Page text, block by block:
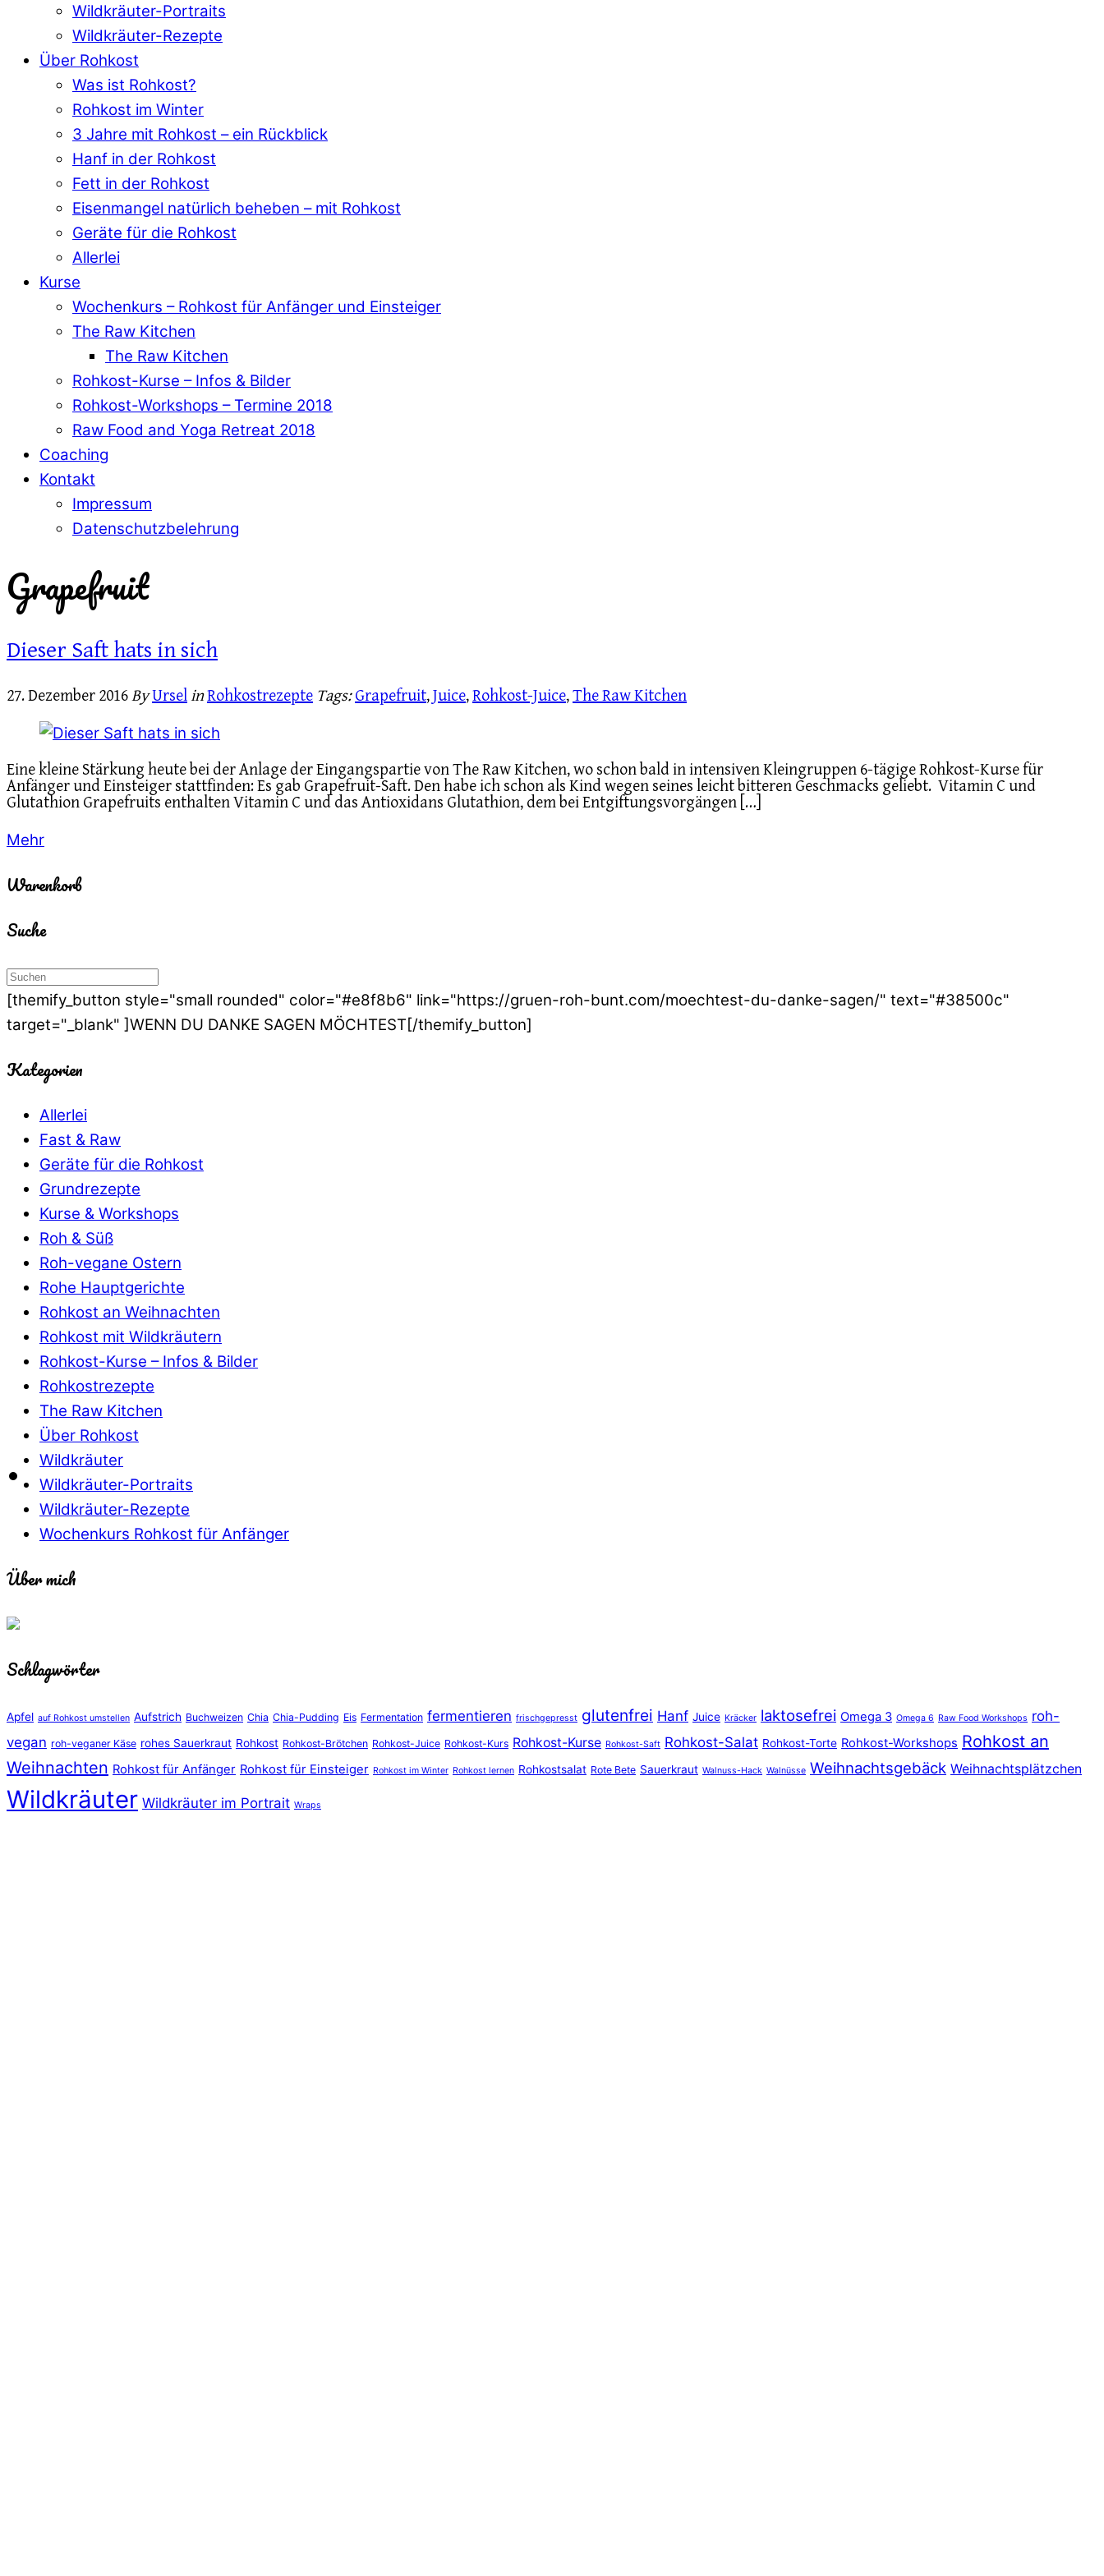
Wildkräuter-Portraits
Wildkräuter-Rezepte
Über Rohkost
Was ist Rohkost?
Rohkost im Winter
3 Jahre mit Rohkost – ein Rückblick
Hanf in der Rohkost
Fett in der Rohkost
Eisenmangel natürlich beheben – mit Rohkost
Geräte für die Rohkost
Allerlei
Kurse
Wochenkurs – Rohkost für Anfänger und Einsteiger
The Raw Kitchen
The Raw Kitchen
Rohkost-Kurse – Infos & Bilder
Rohkost-Workshops – Termine 2018
Raw Food and Yoga Retreat 2018
Coaching
Kontakt
Impressum
Datenschutzbelehrung
Grapefruit
Dieser Saft hats in sich
27. Dezember 2016ByUrselinRohkostrezepte Tags: Grapefruit,Juice,Rohkost-Juice,The Raw Kitchen
Eine kleine Stärkung heute bei der Anlage der Eingangspartie von The Raw Kitchen, wo schon bald in intensiven Kleingruppen 6-tägige Rohkost-Kurse für
Anfänger und Einsteiger stattfinden: Es gab Grapefruit-Saft. Den habe ich schon als Kind wegen seines leicht bitteren Geschmacks geliebt. Vitamin C und
Glutathion Grapefruits enthalten Vitamin C und das Antioxidans Glutathion, dem bei Entgiftungsvorgängen […]
Mehr
Warenkorb
Suche
[themify_button style="small rounded" color="#e8f8b6" link="https://gruen-roh-bunt.com/moechtest-du-danke-sagen/" text="#38500c"
target="_blank" ]WENN DU DANKE SAGEN MÖCHTEST[/themify_button]
Kategorien
Allerlei
Fast & Raw
Geräte für die Rohkost
Grundrezepte
Kurse & Workshops
Roh & Süß
Roh-vegane Ostern
Rohe Hauptgerichte
Rohkost an Weihnachten
Rohkost mit Wildkräutern
Rohkost-Kurse – Infos & Bilder
Rohkostrezepte
The Raw Kitchen
Über Rohkost
Wildkräuter
Wildkräuter-Portraits
Wildkräuter-Rezepte
Wochenkurs Rohkost für Anfänger
Über mich
Schlagwörter
Apfel auf Rohkost umstellen Aufstrich Buchweizen Chia Chia-Pudding Eis Fermentation fermentieren frischgepresst glutenfrei Hanf Juice Kräcker laktosefrei Omega 3 Omega 6 Raw Food Workshops roh-
vegan roh-veganer Käse rohes Sauerkraut Rohkost Rohkost-Brötchen Rohkost-Juice Rohkost-Kurs Rohkost-Kurse Rohkost-Saft Rohkost-Salat Rohkost-Torte Rohkost-Workshops Rohkost an
Weihnachten Rohkost für Anfänger Rohkost für Einsteiger Rohkost im Winter Rohkost lernen Rohkostsalat Rote Bete Sauerkraut Walnuss-Hack Walnüsse Weihnachtsgebäck Weihnachtsplätzchen
Wildkräuter Wildkräuter im Portrait Wraps